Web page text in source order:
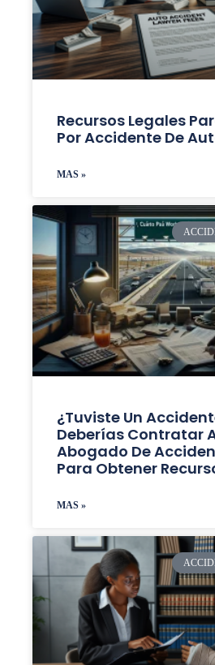
Recursos Legales
Por Accidente De
MAS »
¿Tuviste Un
Deberías Contratar
Abogado De
Para Obtener
MAS »